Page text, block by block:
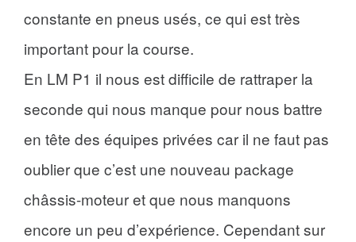
constante en pneus usés, ce qui est très
important pour la course.
En LM P1 il nous est difficile de rattraper la
seconde qui nous manque pour nous battre
en tête des équipes privées car il ne faut pas
oublier que c’est une nouveau package
châssis-moteur et que nous manquons
encore un peu d’expérience. Cependant sur